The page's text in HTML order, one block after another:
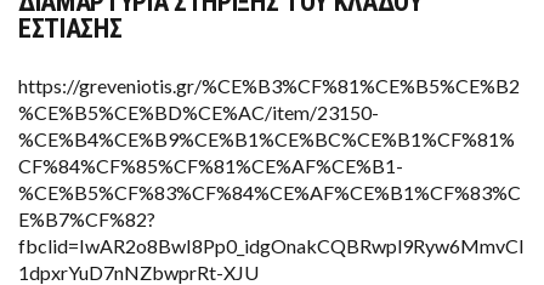
ΠΡΟΕΔΡΟΥ
ΣΤΗΡΙΞΗΣ
ΚΛΑΔΟΥ
ΕΣΤΙΑΣΗΣ
ΕΣΤΙΑΣΗΣ
https://greveniotis.gr/%CE%B3%CF%81%CE%B5%CE%B2
%CE%B5%CE%BD%CE%AC/item/23150-
%CE%B4%CE%B9%CE%B1%CE%BC%CE%B1%CF%81%
CF%84%CF%85%CF%81%CE%AF%CE%B1-
%CE%B5%CF%83%CF%84%CE%AF%CE%B1%CF%83%C
E%B7%CF%82?
fbclid=IwAR2o8BwI8Pp0_idgOnakCQBRwpl9Ryw6MmvCI
1dpxrYuD7nNZbwprRt-XJU